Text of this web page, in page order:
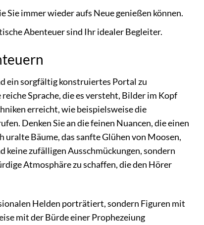
Sie immer wieder aufs Neue genießen können.
Abenteuer sind Ihr idealer Begleiter.
ein sorgfältig konstruiertes Portal zu
Sprache, die es versteht, Bilder im Kopf
erreicht, wie beispielsweise die
Denken Sie an die feinen Nuancen, die einen
Bäume, das sanfte Glühen von Moosen,
keine zufälligen Ausschmückungen, sondern
Atmosphäre zu schaffen, die den Hörer
Helden porträtiert, sondern Figuren mit
mit der Bürde einer Prophezeiung